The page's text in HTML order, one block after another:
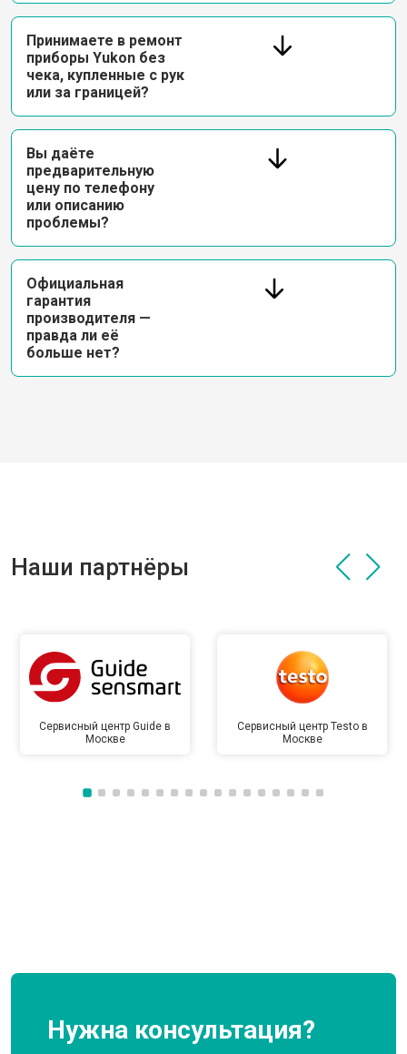
Принимаете в ремонт
приборы Yukon без
чека, купленные с рук
или за границей?
Вы даёте
предварительную
цену по телефону
или описанию
проблемы?
Официальная
гарантия
производителя —
правда ли её
больше нет?
Наши партнёры
Сервисный центр Guide в
Москве
Сервисный центр Testo в
Москве
Нужна консультация?